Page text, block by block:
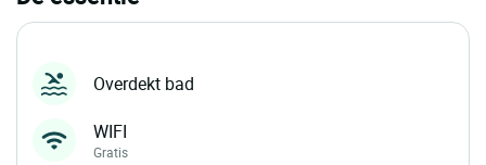
Overdekt bad
WIFI
Gratis